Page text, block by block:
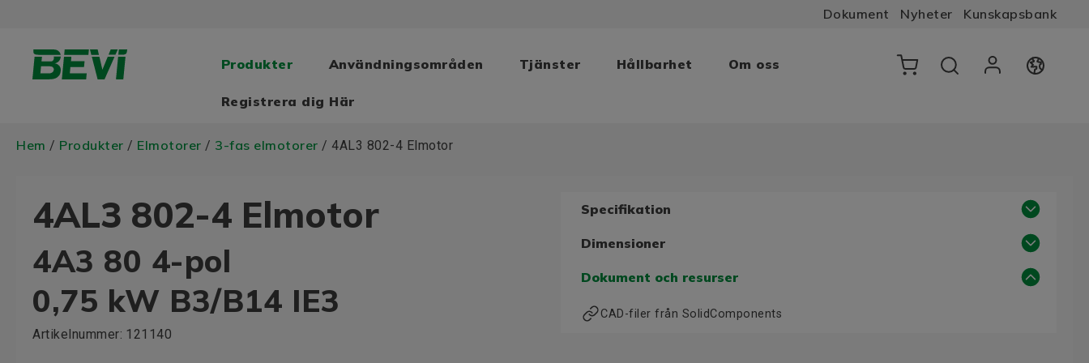
Dokument Nyheter Kunskapsbank
Produkter Användningsområden Tjänster Hållbarhet Om oss
Registrera dig Här
Hem / Produkter / Elmotorer / 3-fas elmotorer / 4AL3 802-4 Elmotor
4AL3 802-4 Elmotor
4A3 80 4-pol
0,75 kW B3/B14 IE3
Artikelnummer: 121140
Specifikation
Dimensioner
Dokument och resurser
CAD-filer från SolidComponents